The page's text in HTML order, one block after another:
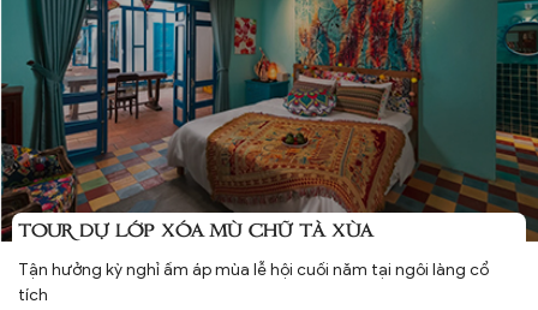
TOUR DỰ LỚP XÓA MÙ CHỮ TÀ XÙA
Tận hưởng kỳ nghỉ ấm áp mùa lễ hội cuối năm tại ngôi làng cổ
tích